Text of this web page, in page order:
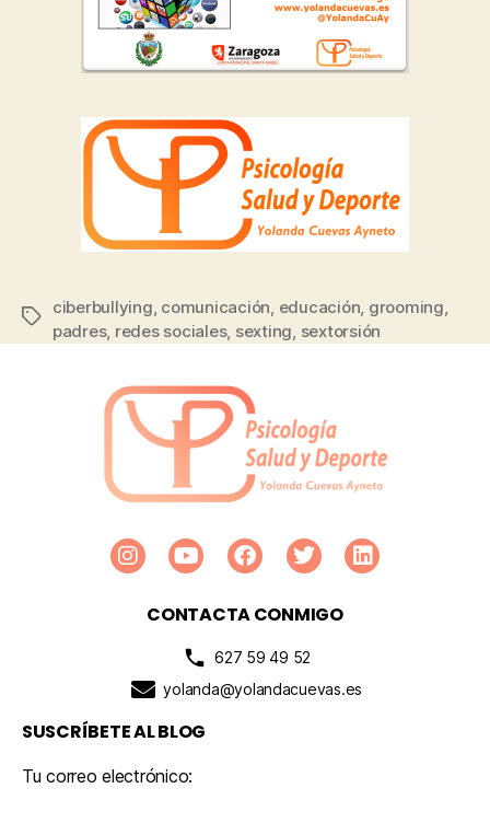
ciberbullying, comunicación, educación, grooming,
padres, redes sociales, sexting, sextorsión
CONTACTA CONMIGO
627 59 49 52
yolanda@yolandacuevas.es
SUSCRÍBETE AL BLOG
Tu correo electrónico: